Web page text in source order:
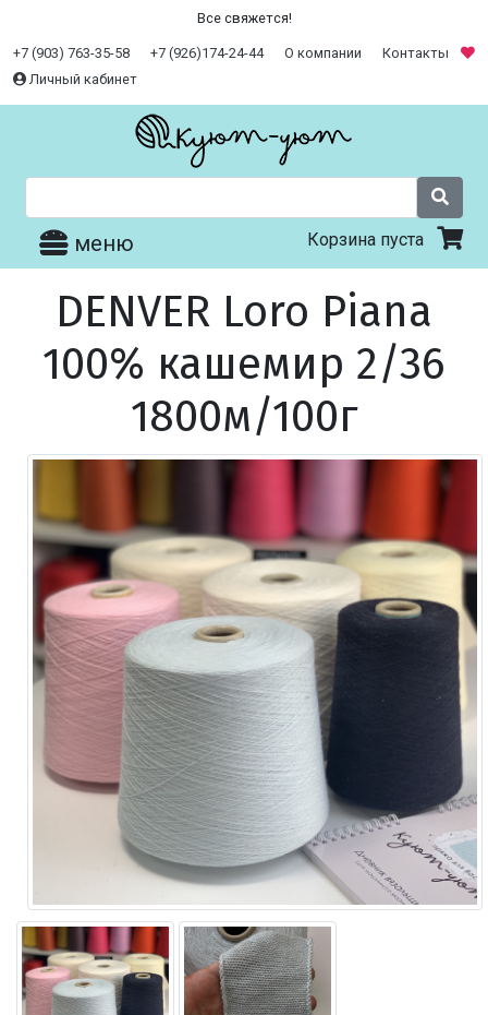
Все свяжется!
+7 (903) 763-35-58 +7 (926)174-24-44 О компании
Контакты
Личный кабинет
меню Корзина пуста
DENVER Loro Piana
100% кашемир 2/36
1800м/100г